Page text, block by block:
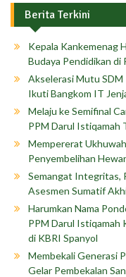
Berita Terkini
Kepala Kankemenag
Budaya Pendidikan
Akselerasi Mutu SDM
Ikuti Bangkom IT
Melaju ke Semifinal
PPM Darul Istiqamah
Mempererat
Penyembelihan
Semangat Integritas,
Asesmen Sumatif
Harumkan Nama
PPM Darul Istiqamah
di KBRI Spanyol
Membekali Generasi
Gelar Pembekalan